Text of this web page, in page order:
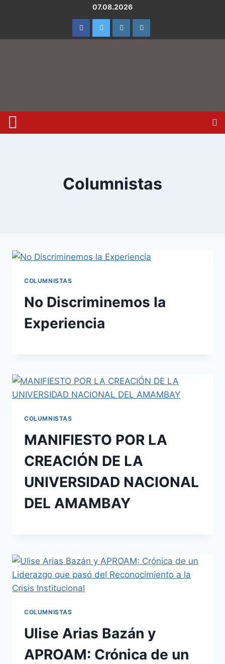
07.08.2026
Columnistas
COLUMNISTAS
No Discriminemos la
Experiencia
COLUMNISTAS
MANIFIESTO POR LA
CREACIÓN DE LA
UNIVERSIDAD NACIONAL
DEL AMAMBAY
COLUMNISTAS
Ulise Arias Bazán y
APROAM: Crónica de un